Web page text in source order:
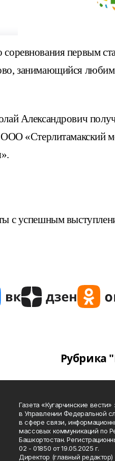
первым
занимающийся
Александрович
«Стерлитамакский
с успешным
Рубрика
Газета «Кугарчинские
в Управлении Федеральной
в сфере связи,
массовых коммуникаций по
Башкортостан.
02 - 01850 от 19.05.2025 г.
Директор (главный